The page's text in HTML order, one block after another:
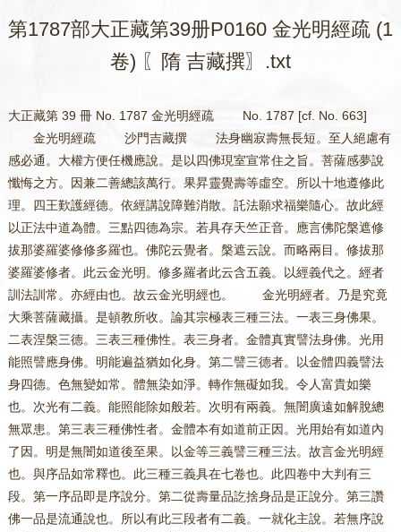
第1787部大正藏第39册P0160 金光明經疏 (1
卷) 〖隋 吉藏撰〗.txt
大正藏第 39 冊 No. 1787 金光明經疏 No. 1787 [cf. No. 663] 金光明經疏 沙門吉藏撰 法身幽寂壽無長短。至人絕慮有感必通。大權方便任機應說。是以四佛現室宣常住之旨。菩薩感夢說懺悔之方。因兼二善總該萬行。果昇靈覺壽等虛空。所以十地遵修此理。四王歎護經德。依經講說障難消散。託法願求福樂隨心。故此經以正法中道為體。三點四德為宗。若具存天竺正音。應言佛陀槃遮修拔那婆羅婆修修多羅也。佛陀云覺者。槃遮云說。而略兩目。修拔那婆羅婆修者。此云金光明。修多羅者此云含五義。以經義代之。經者訓法訓常。亦經由也。故云金光明經也。 金光明經者。乃是究竟大乘菩薩藏攝。是頓教所收。論其宗極表三種三法。一表三身佛果。二表涅槃三德。三表三種佛性。表三身者。金體真實譬法身佛。光用能照譬應身佛。明能遍益猶如化身。第二譬三德者。以金體四義譬法身四德。色無變如常。體無染如淨。轉作無礙如我。令人富貴如樂也。次光有二義。能照能除如般若。次明有兩義。無闇廣遠如解脫總無眾患。第三表三種佛性者。金體本有如道前正因。光用始有如道內了因。明是無闇如道後至果。以金等三義譬三種三法。故言金光明經也。與序品如常釋也。此三種三義具在七卷也。此四卷中大判有三段。第一序品即是序說分。第二從壽量品訖捨身品是正說分。第三讚佛一品是流通說也。所以有此三段者有二義。一就化主說。若無序說物不生信心。若無信心忽為說者眾生不受。然則如來有空說之過故有序說。既有信心如來不說則有失機之咎。故有正說。正說既顯。若無流通如來即有無大悲失。故有流通說也。第二約所化說者。眾生入道信心為初。故有序說。依信生解故有正說。依解起行故有流通也。 序說中有二。如是我聞是證信序也。一時以下是發起序。料簡二序如涅槃義疏中說也。發起序中有二。時等三句是通發起。是時如來下是別發起。為下正說諸品通是緣起故名為通。別為緣起故名為別。通發起中應有同聞。而不立者有三義。一者壽量品是四佛說。是信相室說。不與千二百等共聞。二者懺悔品是信相夢中見聞。亦非千二百等共聞。三者後讚佛品中他方大士。往他方讚佛。亦非千二百等共居。有此三義故不宜立同聞眾也。斯則說此經有四時三處。處三者。信相室崛山他土謂此三也。四時者。謂兩晝一夜及他方讚佛時也。崛山舍城如常釋也。別發起序與餘經序有異。直以三密冥加為序。三密者。身口意密也。欲說此經身在崛山表此經殊勝。即是身密也。意念法性及四佛護持。乃至懺悔等法即是意密。又將欲說此等深法即是口密也。以此三密冥加信相。故信相疑念感四方佛說壽量果。又因此三密信相感夢說懺悔等法。四天王等發願弘經乃至說捨身品故。云三密為發起序也。就別起序中有二初十九行偈為正說作序。二我今所說下。有九行半偈為流通作序。就初有二。初八行偈為壽量下。經體四品作序。二諸根不具下十一行偈。為四天王品下經力用十二品作序。又就初有二。初五行偈為壽量品作序。二我今當說下有三行偈。為懺悔品下三品作序也。言是時者有三時。一如來欲說法時。二眾欲聽時。三大眾心無高下時。如來者有三如來。一者法身二應身三化身。法身如來者。道前無變異曰如。道後顯現曰來。應身如來者。乘如實道曰如。來成正覺曰來。化身如來者。化身化人不過時不待時曰如。八相趣果曰來。今言如來正是應身及以化身也。明應身照法身常樂等。以化身欲說故也。遊於無量者。法身之體無有彼此限量故言無量。應身智慧照力有遊故言遊也。甚深法性者。法是法身。性是自性。自性真實故言法性。此之法性深難得底。故言甚深。應身諸佛能窮行之。故言佛行處。過諸學地。故言過諸菩薩。無復境智之殊二障永盡。故言所行清淨。是金光明諸經之王者。此經名說法身常住。亦表三種三義。故立此名。過於小乘故言王也。若有聞者下。次歎經用。若有聞者生聞慧。則能思惟生思慧也。無上微妙甚深之義生修慧也。如是經典下明能說之人。言四方佛者顯諸佛道同故也。但言四者欲表四德。故不五不六。東方不動表常德也。南方寶相寶相是如意珠有自在力表我德也。西方無量壽是安樂國。表樂德也。北方微妙聲。聲無穢濁表淨德。從上法性經名經用能說如此等法。竝是如來意念欲所遊之境也。我今當說下是第二序。於中有三。初半行表。次二行釋。後半行結。初云懺悔舉懺悔品。等法即下二品。亦可懺悔舉五法中懺悔。等法者等取勸請隨喜迴向發願也。次釋中初一行明因行。謂生善滅惡。又次一行明果德。謂智慧功德。依此懺悔等法所生功德。餘法無加故言無上。亦令離苦滅惡故言壞盡。此即無行不備無過不盡也。一切種智亦以此懺悔等法以為根本。其餘功德亦是懺悔等法所莊嚴也。此即是功德智慧二種莊嚴也。滅除諸苦者。拔分段變易二種生死。此結離過。與無量樂者。與菩提涅槃二種樂也。此結德備。諸根不具下大段第二序經力用。於中有二。初六行前序正論訖捨身品。明弘經者得經力用也。第二護世四王下五行偈。追序四王訖散脂品明經力用大。此中欲示前弘經有德故天神守護。後正說中示由天護乃得弘經故。序正之中前後不同也。就初有二。初三行半明所滅惡。次兩行半明能滅行。又就初有二。初兩行一句明因現事生惡愁。次五句明因未現事生惱。凡世間惡事不過現與未現。故以此二攝一切也。初中以下一句通牽屬上八句。如言諸根不具故愁憂恐怖。諸天捨離故愁憂恐怖。乃至財物損耗故愁憂恐怖。如通牽屬也。就第二中惡星是天上怪。蟲道鬼神怪。惡夢是夢相怪也。若有如此等三障惡事者。淨心聽經即得消滅。言三障者不具損減困苦。捨離是報障也鬪訟忿諍乃至愁惱通是業煩惱障。所加損耗災怪惡夢是起業煩惱緣。若弘此經滅苦生樂。故離報障。滅惡生善即離業障。滅惑生解離煩惱障。第二序經力大可解。就流通序中有二。初八行半流通壽量品作序。後一行偈流通懺悔品下作序。問曰。此中佛自歎經。彼讚佛品唯歎佛德。若為作序。釋云。經所以尊由說佛德。故此歎佛。就初有四。初一行半歎值得。次四行偈明弘經得果。次兩行偈明勸修行。次一行偈明結弘經人。八部所敬佛菩薩護持者言外護之果也。偈無量福聚者。言內心正報也。慈心供養者。言為眾生與樂心供養此經也。如淨名經中。為菩提起於慈心此中亦爾。凡供養三種。一利養供養二恭敬供養三修行供養。此中供養唯是恭敬及與修行供養也。人身者別於餘身。人道者別於餘道。正命者別於邪命。聞經供養。即福慧具足超於餘人故言善得。第二序因門可解。不明流通四王以下經力用序者。本由流通經體得經力用故不別明。 第二正說中有二。第一從壽量訖空品明常住因果。即是經體。第二從四天王品訖捨身品明歎經勸學。即經力用。第一中復有二。壽量品明三身常住。此即是果。第二懺悔品已去明修道。即是因行。 言壽量者以無量為量。真如實相以無相為相。實際以無際為際。就此品有三。第一信相疑念四佛降現降室現瑞故名降現。第二爾時信相下。明信相請問四佛為說。第三偈後長行明坐眾利益四佛不現。就第一中先明疑念。從思是義時下次明降現。言信相者。此是地前菩薩於理決定。故名為信。此人曾供養諸佛深殖善因。故能承佛三密冥加疑佛八十。問曰。此經是何時說疑佛八十。釋曰。未涅槃前九十日說。所以知然。從如來出世至於法華未有八十之語。說法華已後告於魔王唱言。却後三月涅槃。此時眾生方知正八十年。以此可知於九十日說。而九十日中未知是何日說。方者將也。二月十五日入八十而未滿足曰將。復更念言下明念因疑果。不殺是長壽正因如生母也。施食是緣因如乳母也。就第二降現中先明四佛降室。放大光明下現瑞蒙益。何故變小室令廣博嚴淨。密顯短而即長。猶如此室穢而即淨也。餘又可尋。爾時信相下大段第二。於中先明信相陳疑請問。爾時四佛下明四佛為說。於中有三。第一試勅略表。時四如來下第二集會廣釋。是故大士下兩行第三雙結。第一中先試何以故下略表常住。就第二中先明集眾。爾時四佛下以偈廣釋。諸水須彌大地虛空雖復難知。竝是有相之法。可以意知。可以言論。而三身佛果三而恒一。一而恒三。然則非一非三。體不可以智知。相不可以言論。無有數量算計也。又復法身本有無有生滅。報佛與之相應。亦無生滅。是故大經云。諸佛所師所謂法也。以法常故諸佛亦常。又化身如來以二佛為體。以眾生為緣。體無盡故化身亦無盡也。故云三身常住。如七卷經中明。應化二身是相續常者。以菩薩業識所影項背光明三十二相等合名報佛。同與樂因相應故。約體論之實是化身。故言念念相續常。若言與理相應之報是凝然常住。何故四佛不現者。為顯法身不異迹雖有四。歸處無異故。 懺悔以下三品明經體。第二辯修道門。果不自得要因修道。故次明之。即是因門中宗明緣因。若論正因在七卷經三身品中。此經略無。就此因門有二段。初二品明功德門。即是方便道。後一品明智慧門。即是般若道。何故明此二。一切因行不出功德智慧故以二門攝盡。依修二因得三身果。其義何耶。修功德故非二乘行。修智慧故非凡夫行。非凡夫行故不在生死。非二乘行故不住涅槃。即是得化應二身。不在生死故即法身究竟。故云得三身果。又復修功德故離業障。修智慧故離煩惱障。故與理相應即得應身。離業障故隨物無礙即有化身。二障既離果報阿梨耶即滅不起。法身之體究竟顯現。是故欲得三身者。必修功德智慧也。對三點三性例此可尋。就功德門中二品即為二段。懺悔品是佛所說信相述之。讚歎品是信相昔說。佛今述之。何故明此二者。顯感應之道故也。信相夢中所見聞事。是如來應。是故信相向佛述之。今所述讚佛發願是信相感。是故佛今對信相述之。欲顯見聞不虛。是故明感應相符也。何故夢中見聞者。欲明菩薩之道覺夢無異。又顯如來佛事不在晝夜。又由信相願力故也。 言懺悔品者。外國云懺摩毘。此云厭離。亦云改悔。胡漢具存故云懺悔。於此品中具明五法。懺悔在初故從初為目。就此品中有二。初長行是經家辭。後偈是信相自陳。就長行有二。初明信相夢中見聞。次從夢寤已下。明信相寤已往至佛所說。就初有二。一見如來應。二見有一人明見眾生感。即於其夜者。說壽量品竟之夜也。金鼓喻法身。姝之言妙。妙出生死名相之外。大者遍含萬德。故名為大。依此法身成應身。應身遍照故言如日光也。其明者此即是光。非是光中之明故猶應身。非是喻化身也。復於光中下明見化佛。即是光中之明。斯則明見法報二身但喻無法。身中有法無喻。而為說法者明其所聞。似婆羅門者。信相菩薩位在地前未得地上真解故言似也。信相機桴擊法身之鼓。令出化身音聲說懺悔等法故。言以桴擊鼓乃至說偈頌也。第二段文相可知也。偈中有二。初四行偈陳述所見。此見相可知。其鼓音中下次述所聞。於中有二。初半行偈總標。次百五十七行半偈別述。於中有四。初七十六行明離過行。第二諸佛世尊我所依止下七十二行半明攝善行。第三若有敬禮下六行半偈舉利勸修。第四非於一佛下兩行半歎經難聞。相生可見。就初有二例。初二十二行偈明歎教勝用。第二無依無歸下五十四偈。正明離過行體。就初有三。初十行偈明拔苦與樂用。第二從若有眾生處在地獄下八行偈。明滅惡生善德。第三從若有眾生墮大地獄下四行偈結。又就初有二。初兩行偈明拔三種苦。是鼓所出下八行偈。明與三種樂。三種苦者。一三世苦即是長苦。於三世中長受故。二者三途苦即是重苦。此苦麁重故。三者三界苦。貧窮是人中苦。及諸有苦者是天上苦。是三界苦中具含行壞二苦。此即是深苦也。第二與樂中初兩行偈。明與無畏樂。次諸佛聖人下五行偈。明與菩提樂。後一行偈明與寂滅樂者即是蘇息樂。是經能治總緣所逼一切怖畏。令得如佛無畏也。第二言菩提樂者即是覺智樂也。於中初一行先明諸佛所證。欲顯此經能令眾生如諸佛所證故。次四行偈正明與菩提樂。於中初兩行半明自利菩提。後一行半明利他菩提。如是眾生所得功德者。言如諸佛是。眾生所得功德者。言如諸佛是。眾生所得定及助道如海也。定者謂四空。助道者謂三十七品等也。超波羅蜜等諸行越舉助道故言及也。亦可定者證道者。謂教道超不住道故言及也。此一行明菩提因圓。因行既圓即菩提果滿。故言令得梵音勝果。梵音者有五德。一深如雷。二清徹遠聞。三諦了易解。四眾生愛敬。五聽者無厭。有此五德名為梵音。此是化身菩提。勝果者此是法報二身菩提也。直明化佛梵音體相即是自利。故以化身亦名自利菩提。三身既滿轉無上妙法。授與眾生住無量劫。為說正法究竟利益。故言轉無上輪乃至利益眾生。第三言寂滅樂者是無為樂也。文相可尋。就第二滅惡生善中有四。初兩行明生信。次兩行明生解。次兩行偈明生行。次兩行偈明令願滿。第一云生信者。若眾生在獄受苦。聞此金鼓所出言教尚得生信禮佛。何況人天不蒙利益。故偏舉地獄人也。言生解者令知宿世善惡因果。亦令正念諸佛聞無上法分別邪正也。言生行者言令值諸佛修道之緣離於惡業也。令願滿者無不具足信解行願滿。既以具足不信等惡自然滅盡。故言滅惡生善。第三結中但結拔苦。其餘略不結之。初一行舉地獄重苦。次一行舉流轉長苦。次一行總舉三途重苦及三有中深苦。後一行偈舉鼓音總結滅苦也。從無依無歸下大段第二明離過行。離過行體不出五種。五種者何。所謂懺悔勸請隨喜迴向發願。菩薩何故行此五法者。欲反起惡根本心故。起罪根本亦有五種。一者無慚愧心。二者不樂佛法心。三者嫉妬心。四者三有取著心。五懈怠心也。菩薩懺悔以慚愧心為體。故對翻第一心。然慚愧有三人。一者慚愧師友見處不犯不見處則犯。此是下品人。二者慚愧佛與天憶時不犯不憶則犯。此是中品人。三者愧自身與諸佛同性。而諸佛已證已得。己性我獨未得。故愧自身不作諸惡。此是上品人。第二勸請。以樂佛求法心為體故對翻第二。第三隨喜。以四等中喜心為體故對翻第三。第四迴向。以菩提心為體故對翻第四。第五發願。以願樂利益自他心為體故對翻第五。故釋論云。菩薩六時行五法也。就此段中有三。初十九行偈。約起惡因緣以明懺悔。第二我今供養下二十七行半。就造惡時節以明懺悔。第三若此國土下七行半偈。據作惡及受報果處以明懺悔。所有三障不出因緣時節處所。故以此三攝一切盡。就第一初一行偈明發願。即是滅罪內因。次兩行偈明勸請。即滅罪外緣。從我本所作下十六行偈。正明懺悔體。何故第一先發願者。菩薩修行必以菩提心為依止故。所修諸行異於二乘凡夫。故攝論云。菩薩波羅蜜依止無等也。是故此中為諸眾生無依護者。起作歸處願也。次明勸請者。雖有滅罪內因。無外勝緣其罪難治。故須必請諸佛作悔化主也。如世間人對首請悔主也。因緣既具故。次明懺愧責。於中初一行偈總懺。從不識諸佛下別懺。於中初一行偈明內因不別愚癡。外緣勝思善業造作眾惡。次一行偈明內因憍慢放逸。外緣種性財年。次一行偈明內因三業。外緣不見其過。次一行明內因愚癡。外緣近惡友。次一行偈明內因瞋貪。外緣五欲。次一行偈明內因慳嫉姦諂。外緣非聖貧窮。次一行偈明內因怖畏。外繫屬他。次一行偈明內因三毒渴愛。外緣諸法。次一行偈明內因諸結。外緣衣食女色。次一行偈明總舉三業悔責。次兩行偈明內因三毒憍慢。外緣三寶三乘。次一行半偈明內因無智。外緣正法父母師長。次一行半偈總舉結懺。就第二時節懺悔中有三。初中四行半偈明發願為內因。第二諸佛世尊下七行偈明諸佛為外緣。第三過去諸惡下六行偈正懺悔。生起例上可見。就初有三。初一行偈明願上供諸佛。第二我當拔濟下八行半偈明願下化眾生。第三我當安止下五行偈明願得佛果。就第二願中有二。初四行願令離苦得樂。次四行半偈明願令滅惡生善。就初有三。初一行明令離苦。次兩行明令得樂。次一行結離苦。就第二滅惡中有三。初一行願為說悔法。次兩行教懺悔方法。次一行半結歎經力能滅障。就第三願得佛果中有二。初兩行略標願得佛果下化眾生。次三行廣釋。住十地者謂十種法界體。十種珍寶者謂十波羅蜜行。此波羅蜜涉十種法界名為脚足。亦可以十波羅蜜為因足。建立佛果故名脚足。甚深法藏者是佛所知甚深之理有無量德也。一切種智者願得智慧果。百千禪定下願功德果就。就大段第二勸請中有三。初一行標。次四行半釋。後一行半結。就釋中有二。初二行半明我有惡怖畏故請。次二行明佛有大悲能治故請。結請可解。就第三正悔過中三。初兩行就三世。次兩行就十惡。次兩行總舉結懺。大段第三就處明悔中有二。初二行明迴向。次五行半正悔。何故先明迴向者。源在世間六趣作惡受報。本由取著三有故發迴向之心對翻其根。就第二中有二。初三行總懺。次兩行半別懺。就初有兩。初一行半一舉六趣惡業以總懺。次一行半舉生死煩惱以總懺。就別懺中輕[跳-兆+參]難者。謂心無主當即是散亂煩惱。若配八難即是世智。近惡友難者即是惡緣。若配八難即是無相天等外道也。三有嶮難者謂起惡處所。若配八難即是北欝單越。無求出世意故。三毒難者謂起惡內因。若配八難即是三途。多癡生畜生。多貪墮餓鬼。多瞋入地獄故地。無難難者謂惡報也。若配八難即是根不具足難。值好時難下明作惡時節。若配八難即是佛前佛後。上來至此是第一明離過行。其三段懺悔中雖具懺三障。若隱顯互論第一段以煩惱為宗。第二以業為宗。第三報障為宗。故以三障判文亦得。又五法中但有懺悔勸請發願迴向四法。隨喜略無。若隨義為言。於下化眾生願中兼攝故不別明也。諸佛世尊我所依止下。是大段第二明攝善行。於中有四。初二十偈明勸請。第二相好莊嚴下四十八偈半明發願。第三若此閻浮下兩行偈明隨喜。第四我今以此下兩行明迴向。但有四法懺悔略無。此中正明攝善行故。就第一文中無勸請正語。但有讚嘆之辭。而今作義體者。所以頂禮讚嘆。意在請住說法。故名勸請。文有二別。初十四行半偈正嘆佛德。第二如大海水下五行半偈明嘆。不能得下第一嘆文中不過應化二身。若嘆色文即是嘆化身。若嘆大智大悲等即是嘆應身。文相可尋。第二相好莊嚴中有五。初一行偈通為自他發願文云令眾皆得者。言我與眾生共一眾故也。第二我以善業下九行偈別為自發願。第三一切世界下三十四行半偈。別為他發願文自有二。前十二行半偈明拔苦願。次眾生相視下二十二行偈明與樂願。第四從若我現在下兩行偈結為自發願。第五從若諸眾生下兩行偈結為他發願。隨喜迴向文相可知。明攝善行竟。從此已下六行半偈。是大段第三舉利勸修。於中有兩。初二行明修因離過。後四行半偈明修因得果。大段第四嘆經難聞文相可知。 讚嘆品 明功德門中。是第三信相昔說佛今述之。來意有二。第一證上懺悔品夢中見聞。由信相昔日讚嘆發願力有之。第二讚上夢中見聞非是妄相。此二顯感應符會也。此品中大意具述五法。但讚嘆在初故從初名品中有三。初長行舉能嘆之人。第二以六十行半偈正述信相昔日讚佛等事。第三末後兩行明結會古今。何故偏對地神述信相事者。此地神有緣故偏對之。偈中有三。初三十三偈明讚嘆。此即是勸請。第二我今以禮下兩行偈明迴向。第三如是人王下二十五行半偈明發願。若隨義攝之。隨喜在於迴向發願文中。懺悔攝在餘願文中。第一讚嘆中有三。初一行偈總嘆。第二諸佛清淨下二十六行半別廣嘆。第三設以百舌下五行半明嘆不可盡。就第二廣嘆中有二。初二十三行半偈明正嘆。次三行偈明三業供養。廣正嘆中舉其色聲髮齒目舌毫相眉細鼻高得味毛生。各以一行偈次第嘆之。從即於生時下。別舉生時放光利物身色面貌明燿威儀循臂圓光佛身淨妙佛光魏魏佛日普照等一一嘆之從本所修下別舉自來嘆臂手足色。三業供養嘆不能盡及以迴向文相可解。如是人王下第三明發願。於中初一行結前起後。後二十四行半正明發願。於中有十願即為十段。第一有兩偈。願夢見金鼓得聞懺悔之聲。今所讚嘆下第二有一偈。願得如來面貌清淨。諸佛功德下第三有兩偈。願夢見如來晝如實說。我當具足下第四有兩偈。願行六度先人後己。別有願得佛文句。此中願成道者。意先人後己也。奉貢金鼓下第五有兩偈半。願值釋迦得授記莂。若有眾生下第六三偈。願為作眾生依止處。我未來下第七有兩偈半。願煩惱業海悉竭無餘。於中初偈誓行道。後一偈半正願。我功德海下第八有五偈半。願得如來眾德具足。當度眾生下第九有一偈。願拔眾生苦與眾生樂。來世多劫下第十有三偈。願得淨國土猶如諸佛。初一偈誓行道。後兩偈正願。諸願之初皆應誓行道。但文略無耳。信相當知下第三兩偈結會古今也。銀相等者。於下授記品即是銀相銀光也。 空品 明波若以導前功德。有四十五偈為三。初四行半偈序略說之意。第二從是身虛偽下二十八行偈正說空理。第三從我斷一切下十二行半。明觀空利益以勸修。就初有三。初一行表今略說。第二一行半釋略說意。第三二行明此說略令蒙眾生機。無量餘經者指波若等經中。廣明有無內外等法悉空寂故言廣說。今此經中但明有法與內法空故名略說。凡廣略之意亦不可定。若就理為言。廣為利根略為鈍根。若就教為論。廣為鈍根略為利根。又復莫問教之與理。廣為利根略為鈍根。鈍根之徒無總持力少智慧故。今此中略意在第三句耳。就第三中初一行知機。次一行說教。異妙方便者。明今此略說異昔廣說功稱物機故言異妙。種種因緣者。謂下文所說種種事也。若廣說無利略說有益故言起大悲也。如我所解者。言今此妙典如證而說。但知眾生樂略之意不能廣說耳。是身虛偽下。是第二正明空理。於中有二。初二十一行偈明人空。第二從如是諸大下七行偈明法空。就初有二。初十九行半別明五非常門。二從善女當觀下明結觀空。五非常門者。明眾生之身無我無常空苦不淨。此是俗諦觀也。身即如是。何處有人。本性空寂此即真諦觀也。五非常門即為五段。初四行半明無我門。身猶如空聚。結賊所止無有真主。即遣離我。一切諸根各住自性不能相知。各緣自境不能互緣無有自在。此是即遣我也。第二從心如幻化下五行偈明無常門。心識如幻。自生自滅馳騁分別六塵所害。又常依止六根及境。各在所伺在處則滅不能至於異處。如鳥投在細網即死。第三從身空虛偽下二行半明空。言身虛偽雖有衣食無可長養。亦無自我與他諍訟。亦無自性為身正主。但從因緣妄相緣起如機關木人也。第四從地水火風下四行偈明苦門。四大相違風火上昇地水二下。又復風火其性是陽向東向南。地水陰性向西與北故。言諸方亦二。第五從心識二性下三行半偈明不淨門。初一行半明種子不淨。心是梨耶識。是六七二識躁動。起業煩惱不淨種子。受六道身故言種子不淨。次一行偈外相不淨。次半行偈明究竟不淨。善女當觀下是第二段明真諦。文相可解。如是諸大下是大段第二明法空。於中初兩行偈明色法空。次五行偈明色心法空。性無和合者。言四大本是不生故也。無所有故假名。無明者尋無明之體。即是真如淨心。何處別有無明體相。故以假名名為無明。猶如波浪離水無別也。從我斷一切下。是大段第三舉益勸修。於中有二。初八行半偈舉果益以勸修。第二於無量劫下四行偈。舉因益以勸修。就初有二。初兩行偈明自利果。次六行半偈明利他果。我斷一切者。謂釋迦我佛果由觀空理斷見纏等裂諸煩惱。汝等亦應欲斷煩惱宜修空觀故名勸修。此是斷德下之勸意類此可尋。五陰舍宅下一行明智慧德果。第二明利他果中有二。初兩行半明轉法輪果。次四行偈明攝化眾生果。就初有二。初一行半就理明轉。次一行偈就教明轉。開甘露門等句就能化人說。一往略說名。開委悉分別為示。甘露譬涅槃果。如世間人食天甘露得生死果。涅槃亦爾。入甘露城下四句就所化人說。初一句明聞慧。聞慧未證名入城。思慧近證名處室。修慧證得名食味。同法華經中開示悟入。彼經開示即同此經開示。彼經云入此經名入處。彼經云悟即此經名食味。吹法螺者如世間人欲改年號必以吹螺。如來亦爾。欲改小乘名字章句。必說大乘教法。擊法鼓者如世鼓聲近遠皆聞齊心破敵。大乘教法亦爾。令一切聞進入勝境破煩惱敵。故名擊鼓。然法燈者如世燈照了萬物令一切見。佛亦如是。說大乘顯了諸法。令得一切智故名然燈。雨法雨者如世間雨令五穀增長。佛教亦爾。令善根增長。依法華論如此解也。我令摧伏下。是第二明利他果德。於中初一行明摧邪德。即是降天魔也。次三行偈明拔苦德。即是化六道也。於無量劫下。是大段第二舉因益以勸修。於中有二。初兩行偈明難行能行。於中半行明長時修。次半行明恭敬修。次半行明無間修。次半行明餘修。即是攝論中四修也。第二有兩偈明難捨能捨。初三句明內施。次一句明內外施。後一行偈明外施也。 四天王品 上來第一明經體竟。從此品已下十二品。是正說第二明經力用。備顯常住因果。力寧不大。故次明之。於中有二。初五品明經力大。勸物弘通。次正論品下七品。明能弘之人得此經力以成前意。就初五品有二。初一品明四王願弘此經。次四品明八部利益弘通之人。又四天王者。住須彌四埵名那乾訶羅山。去地四萬二千由旬。縱廣亦爾。上有四王。東方天王名提頭賴吒。此云持國。領諸天眾并乾闥婆及毘舍闍二部鬼神。南方天王名毘留勒。此云增長。主領諸天眾并鳩槃荼及避脇多二部鬼神。西方天王名毘留博叉。此云雜語。領諸天眾及龍富單那二部鬼神。北方天王名毘沙門。此云多聞。領諸天眾及夜叉羅剎二部鬼神。故名四天王品。品中有三。第一明四王願弘。如來述成經力大。故四王願弘之。願弘合理。故佛述之。第二說偈已去明四王歎佛如來嘆經。能說經故四王嘆佛。經能成人。故佛嘆經。第三偈後長行明四王歡喜供養發願。以聞經力大生歡喜心。供養佛發願故。就初有三。一出能弘人。第二白佛下嘆所弘法。